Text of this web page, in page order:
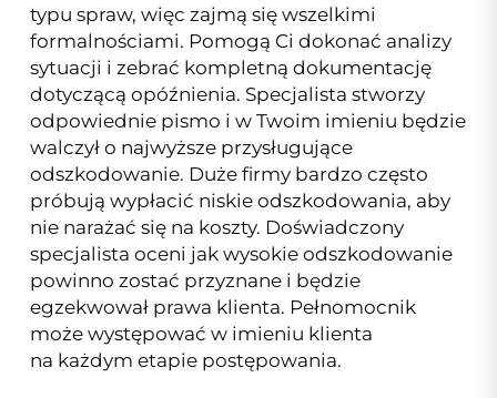
typu spraw, więc zajmą się wszelkimi
formalnościami. Pomogą Ci dokonać analizy
sytuacji i zebrać kompletną dokumentację
dotyczącą opóźnienia. Specjalista stworzy
odpowiednie pismo i w Twoim imieniu będzie
walczył o najwyższe przysługujące
odszkodowanie. Duże firmy bardzo często
próbują wypłacić niskie odszkodowania, aby
nie narażać się na koszty. Doświadczony
specjalista oceni jak wysokie odszkodowanie
powinno zostać przyznane i będzie
egzekwował prawa klienta. Pełnomocnik
może występować w imieniu klienta
na każdym etapie postępowania.